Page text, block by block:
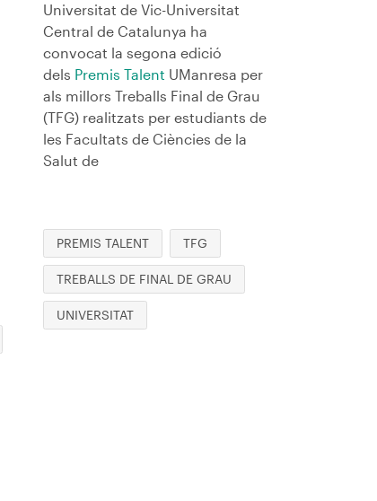
Universitat de Vic-Universitat
Central de Catalunya ha
convocat la segona edició
dels Premis Talent UManresa per
als millors Treballs Final de Grau
(TFG) realitzats per estudiants de
les Facultats de Ciències de la
Salut de
PREMIS TALENT TFG
TREBALLS DE FINAL DE GRAU
UNIVERSITAT